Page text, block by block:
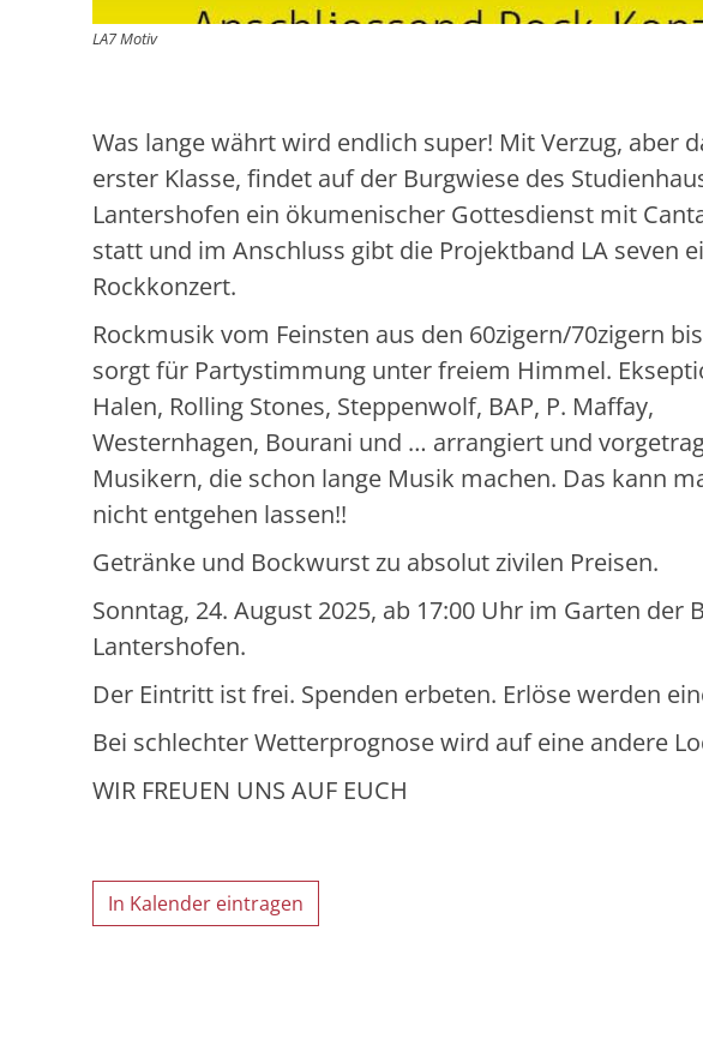
LA7 Motiv
Was lange währt wird endlich super! Mit Verzug, aber
erster Klasse, findet auf der Burgwiese des
Lantershofen ein ökumenischer Gottesdienst mit
statt und im Anschluss gibt die Projektband LA seven
Rockkonzert.
Rockmusik vom Feinsten aus den 60zigern/70zigern
sorgt für Partystimmung unter freiem Himmel.
Halen, Rolling Stones, Steppenwolf, BAP, P. Maffay,
Westernhagen, Bourani und … arrangiert und
Musikern, die schon lange Musik machen. Das kann
nicht entgehen lassen!!
Getränke und Bockwurst zu absolut zivilen Preisen.
Sonntag, 24. August 2025, ab 17:00 Uhr im Garten der
Lantershofen.
Der Eintritt ist frei. Spenden erbeten. Erlöse werden
Bei schlechter Wetterprognose wird auf eine andere
WIR FREUEN UNS AUF EUCH
In Kalender eintragen